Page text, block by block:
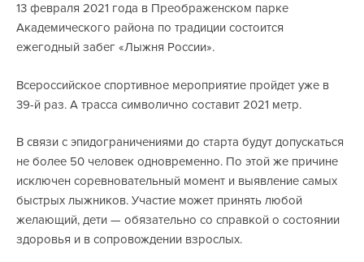
13 февраля 2021 года в Преображенском парке
Академического района по традиции состоится
ежегодный забег «Лыжня России».
Всероссийское спортивное мероприятие пройдет уже в
39-й раз. А трасса символично составит 2021 метр.
В связи с эпидограничениями до старта будут допускаться
не более 50 человек одновременно. По этой же причине
исключен соревновательный момент и выявление самых
быстрых лыжников. Участие может принять любой
желающий, дети — обязательно со справкой о состоянии
здоровья и в сопровождении взрослых.